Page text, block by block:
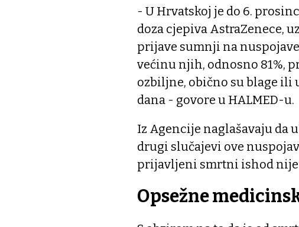
- U Hrvatskoj je do 6.
doza cjepiva AstraZenece,
prijave sumnji na
većinu njih, odnosno 81%,
ozbiljne, obično su blage ili
dana - govore u HALMED-u.
Iz Agencije naglašavaju da
drugi slučajevi ove
prijavljeni smrtni ishod nije
Opsežne